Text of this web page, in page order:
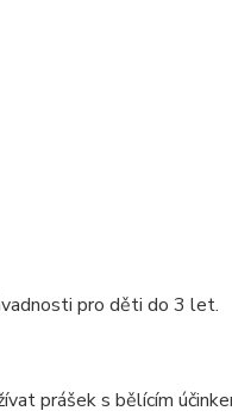
pro děti do 3 let.
prášek s bělícím